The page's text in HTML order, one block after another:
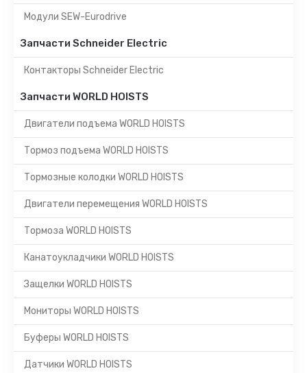
Модули SEW-Eurodrive
Запчасти Schneider Electric
Контакторы Schneider Electric
Запчасти WORLD HOISTS
Двигатели подъема WORLD HOISTS
Тормоз подъема WORLD HOISTS
Тормозные колодки WORLD HOISTS
Двигатели перемещения WORLD HOISTS
Тормоза WORLD HOISTS
Канатоукладчики WORLD HOISTS
Защелки WORLD HOISTS
Мониторы WORLD HOISTS
Буферы WORLD HOISTS
Датчики WORLD HOISTS